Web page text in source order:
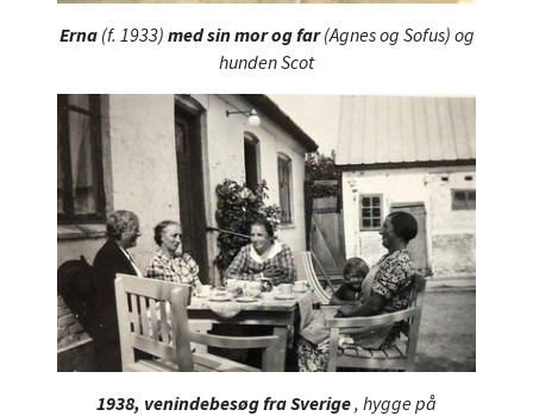
Erna (f. 1933) med sin mor og far(Agnes og Sofus) og
hunden Scot
1938, venindebesøg fra Sverige, hygge på